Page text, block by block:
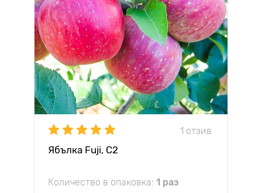
1 отзив
Ябълка Fuji, С2
Количество в опаковка: 1 раз